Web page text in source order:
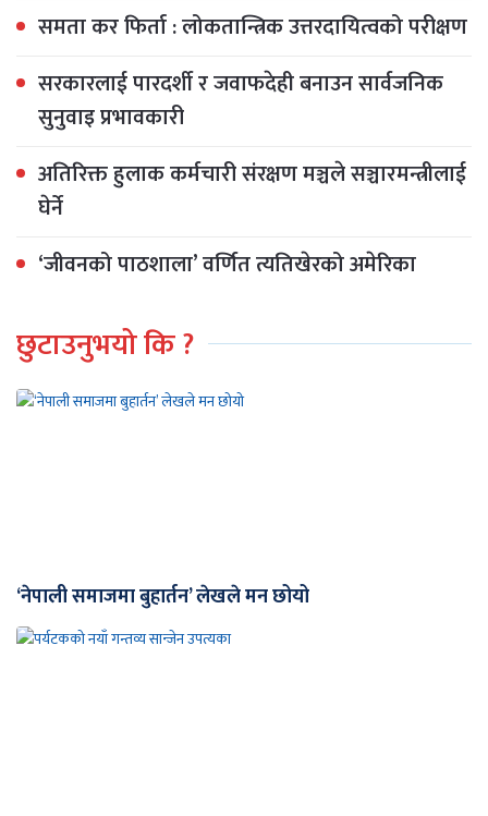
समता कर फिर्ता : लोकतान्त्रिक उत्तरदायित्वको परीक्षण
सरकारलाई पारदर्शी र जवाफदेही बनाउन सार्वजनिक
सुनुवाइ प्रभावकारी
अतिरिक्त हुलाक कर्मचारी संरक्षण मञ्चले सञ्चारमन्त्रीलाई
घेर्ने
‘जीवनको पाठशाला’ वर्णित त्यतिखेरको अमेरिका
छुटाउनुभयो कि ?
‘नेपाली समाजमा बुहार्तन’ लेखले मन छोयो